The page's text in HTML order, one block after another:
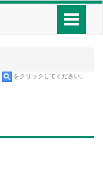
をクリックしてください。